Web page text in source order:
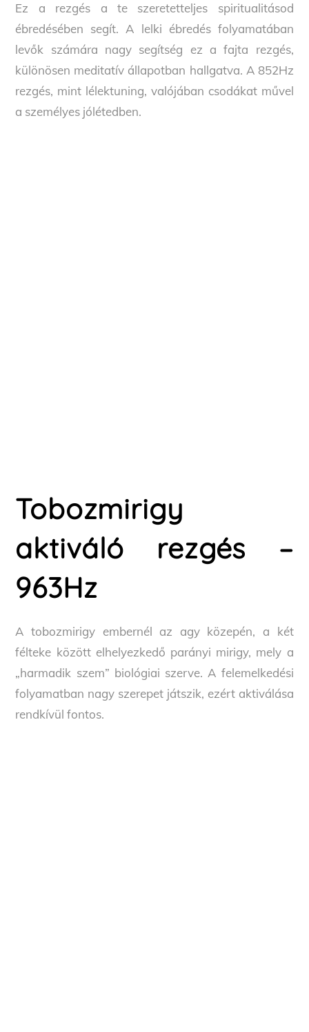
Ez a rezgés a te szeretetteljes spiritualitásod
ébredésében segít. A lelki ébredés folyamatában
levők számára nagy segítség ez a fajta rezgés,
különösen meditatív állapotban hallgatva. A 852Hz
rezgés, mint lélektuning, valójában csodákat művel
a személyes jólétedben.
Tobozmirigy
aktiváló rezgés –
963Hz
A tobozmirigy embernél az agy közepén, a két
félteke között elhelyezkedő parányi mirigy, mely a
„harmadik szem” biológiai szerve. A felemelkedési
folyamatban nagy szerepet játszik, ezért aktiválása
rendkívül fontos.